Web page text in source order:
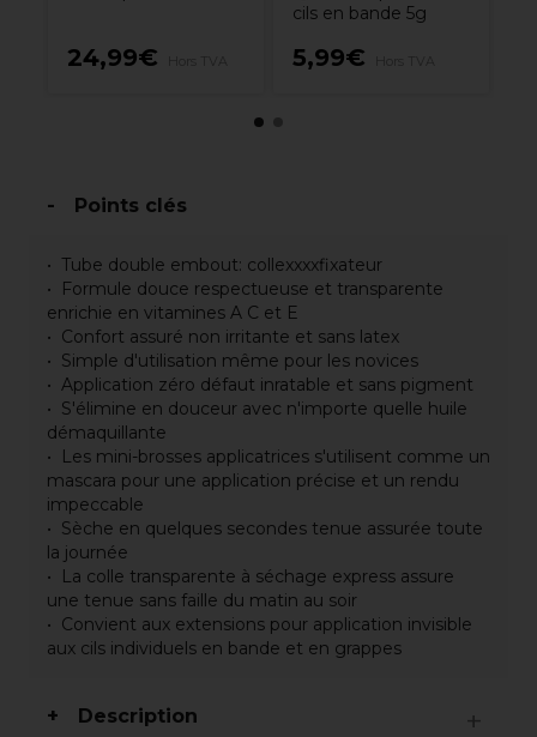
24,99€
cils en bande 5g
5,99€
Points clés
Tube double embout: collexxxxfixateur
Formule douce respectueuse et transparente
enrichie en vitamines A C et E
Confort assuré non irritante et sans latex
Simple d'utilisation même pour les novices
Application zéro défaut inratable et sans pigment
S'élimine en douceur avec n'importe quelle huile
démaquillante
Les mini-brosses applicatrices s'utilisent comme un
mascara pour une application précise et un rendu
impeccable
Sèche en quelques secondes tenue assurée toute
la journée
La colle transparente à séchage express assure
une tenue sans faille du matin au soir
Convient aux extensions pour application invisible
aux cils individuels en bande et en grappes
Description